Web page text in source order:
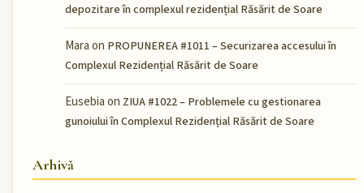
depozitare în complexul rezidențial Răsărit de Soare
Maraon PROPUNEREA #1011 – Securizarea accesului în
Complexul Rezidențial Răsărit de Soare
Eusebiaon ZIUA #1022 – Problemele cu gestionarea
gunoiului în Complexul Rezidențial Răsărit de Soare
Arhivă